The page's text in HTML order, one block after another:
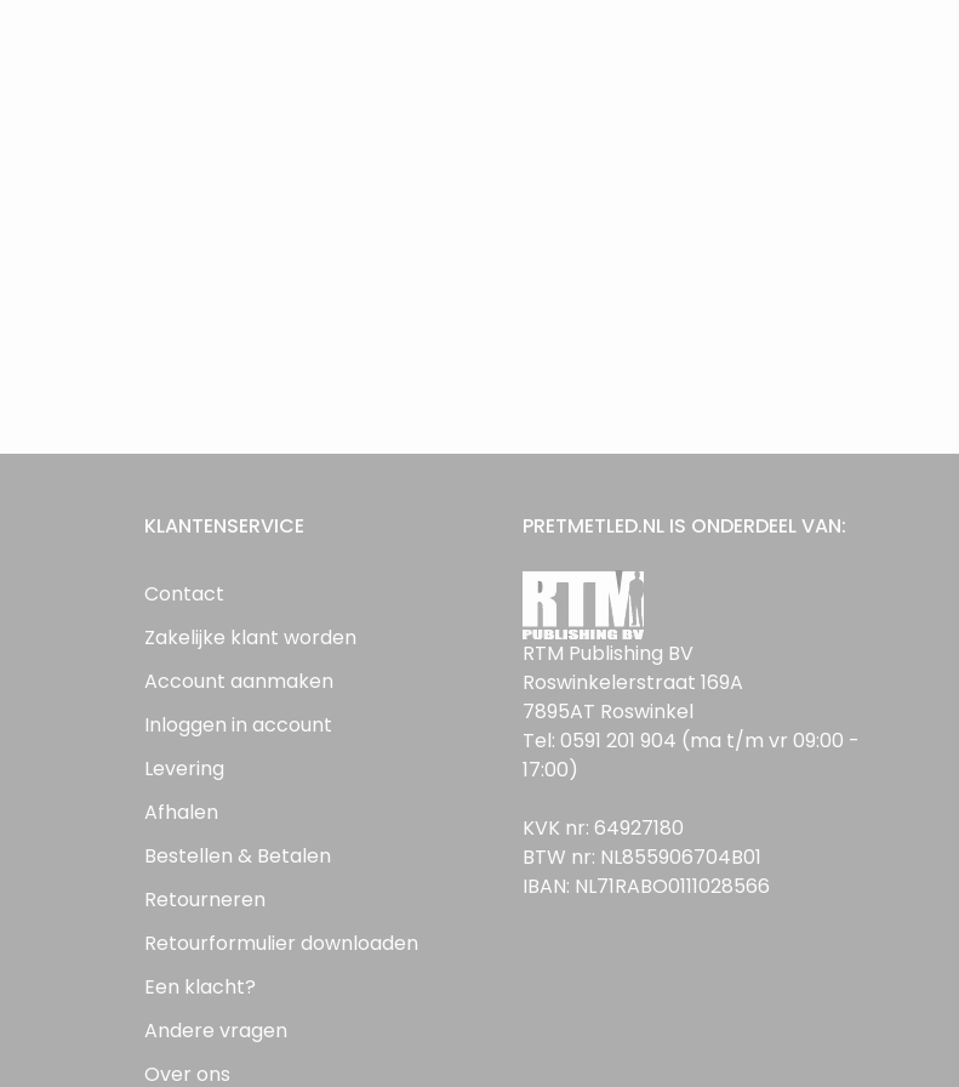
KLANTENSERVICE
Contact
Zakelijke klant worden
Account aanmaken
Inloggen in account
Levering
Afhalen
Bestellen & Betalen
Retourneren
Retourformulier downloaden
Een klacht?
Andere vragen
Over ons
PRETMETLED.NL IS ONDERDEEL VAN:
RTM Publishing BV
Roswinkelerstraat 169A
7895AT Roswinkel
Tel: 0591 201 904 (ma t/m vr 09:00 -
17:00)
KVK nr: 64927180
BTW nr: NL855906704B01
IBAN: NL71RABO0111028566